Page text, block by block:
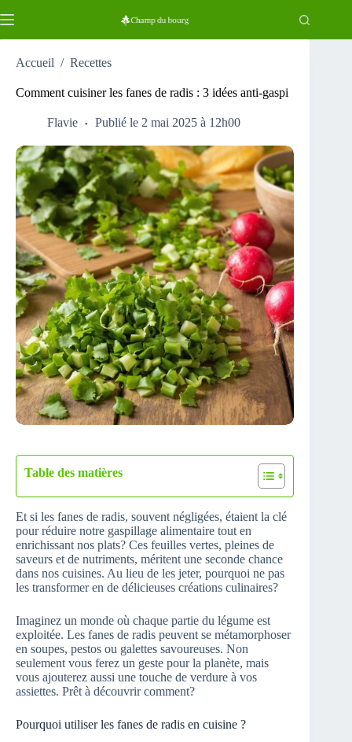
au
Accueil / Recettes
Comment cuisiner les fanes de radis : 3 idées anti-gaspi
Flavie Publié le 2 mai 2025 à 12h00
Table des matières
Et si les fanes de radis, souvent négligées, étaient la clé
pour réduire notre gaspillage alimentaire tout en
enrichissant nos plats? Ces feuilles vertes, pleines de
saveurs et de nutriments, méritent une seconde chance
dans nos cuisines. Au lieu de les jeter, pourquoi ne pas
les transformer en de délicieuses créations culinaires?
Imaginez un monde où chaque partie du légume est
exploitée. Les fanes de radis peuvent se métamorphoser
en soupes, pestos ou galettes savoureuses. Non
seulement vous ferez un geste pour la planète, mais
vous ajouterez aussi une touche de verdure à vos
assiettes. Prêt à découvrir comment?
Pourquoi utiliser les fanes de radis en cuisine ?